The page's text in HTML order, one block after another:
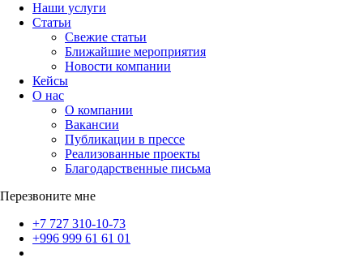
Наши услуги
Статьи
Свежие статьи
Ближайшие мероприятия
Новости компании
Кейсы
О нас
О компании
Вакансии
Публикации в прессе
Реализованные проекты
Благодарственные письма
Перезвоните мне
+7 727 310-10-73
+996 999 61 61 01